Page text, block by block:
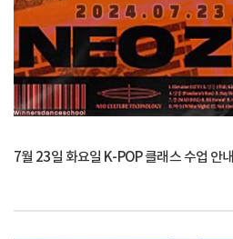
7월 23일 화요일 K-POP 클래스 수업 안내